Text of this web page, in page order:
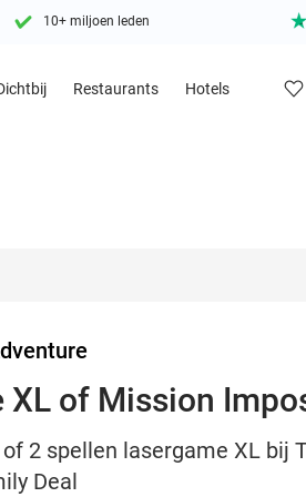
10+ miljoen leden
Restaurants Hotels
of Mission
2 spellen lasergame XL bij
Deal